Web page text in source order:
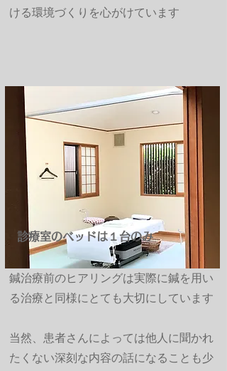
ける環境づくりを心がけています
診療室のベッドは１台のみ
鍼治療前のヒアリングは実際に鍼を用い
る治療と同様にとても大切にしています
当然、患者さんによっては他人に聞かれ
たくない深刻な内容の話になることも少